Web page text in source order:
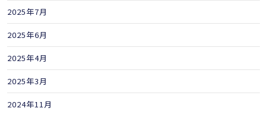
2025年7月
2025年6月
2025年4月
2025年3月
2024年11月